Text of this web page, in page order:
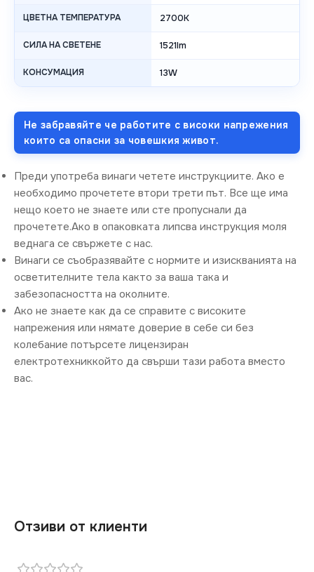
ЦВЕТНА ТЕМПЕРАТУРА 2700K
СИЛА НА СВЕТЕНЕ 1521lm
КОНСУМАЦИЯ 13W
Не забравяйте че работите с високи напрежения
които са опасни за човешкия живот.
Преди употреба винаги четете инструкциите. Ако е
необходимо прочетете втори трети път. Все ще има
нещо което не знаете или сте пропуснали да
прочетете.Ако в опаковката липсва инструкция моля
веднага се свържете с нас.
Винаги се съобразявайте с нормите и изискванията на
осветителните тела както за ваша така и
забезопасността на околните.
Ако не знаете как да се справите с високите
напрежения или нямате доверие в себе си без
колебание потърсете лицензиран
електротехниккойто да свърши тази работа вместо
вас.
Отзиви от клиенти